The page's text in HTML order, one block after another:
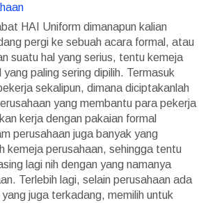
HAI Uniform dimanapun kalian
pergi ke sebuah acara formal, atau
suatu hal yang serius, tentu kemeja
yang paling sering dipilih. Termasuk
sekalipun, dimana diciptakanlah
yang membantu para pekerja
kerja dengan pakaian formal
perusahaan juga banyak yang
kemeja perusahaan, sehingga tentu
lagi nih dengan yang namanya
Terlebih lagi, selain perusahaan ada
juga terkadang, memilih untuk